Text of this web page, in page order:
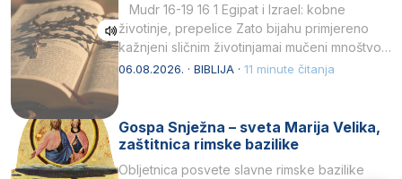
Mudr 16-19 16 1 Egipat i Izrael: kobne
životinje, prepelice Zato bijahu primjereno
kažnjeni sličnim životinjamai mučeni mnoštvom
kukaca.2 A narod…
06.08.2026. · BIBLIJA · 11 minute čitanja
Gospa Snježna – sveta Marija Velika,
zaštitnica rimske bazilike
Obljetnica posvete slavne rimske bazilike